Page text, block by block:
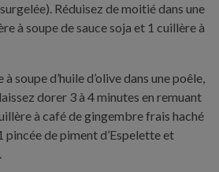
Réduisez de moitié dans une
à soupe de sauce soja et 1 cuillère à
soupe d’huile d’olive dans une poêle,
dorer 3 à 4 minutes en remuant
à café de gingembre frais haché
pincée de piment d’Espelette et